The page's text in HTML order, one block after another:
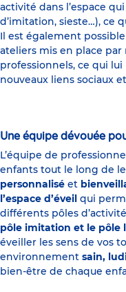
activité dans l’espace
d’imitation, sieste…), ce
Il est également
ateliers mis en place
professionnels, ce qui
nouveaux liens sociaux
Une équipe dévouée
L’équipe de
enfants tout le long de
personnalisé et
l’espace d’éveil qui
différents pôles
pôle imitation et le pôle
éveiller les sens de vos
environnement sain,
bien-être de chaque